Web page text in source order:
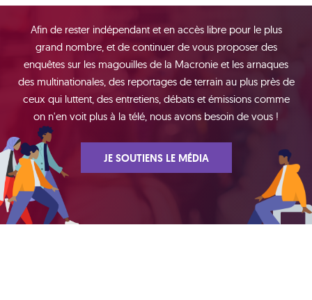
Afin de rester indépendant et en accès libre pour le plus
grand nombre, et de continuer de vous proposer des
enquêtes sur les magouilles de la Macronie et les arnaques
des multinationales, des reportages de terrain au plus près de
ceux qui luttent, des entretiens, débats et émissions comme
on n'en voit plus à la télé, nous avons besoin de vous !
JE SOUTIENS LE MÉDIA